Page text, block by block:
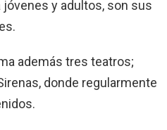
y adultos, son sus
además tres teatros;
donde regularmente